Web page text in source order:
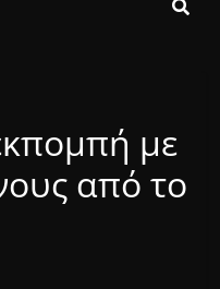
με
από το